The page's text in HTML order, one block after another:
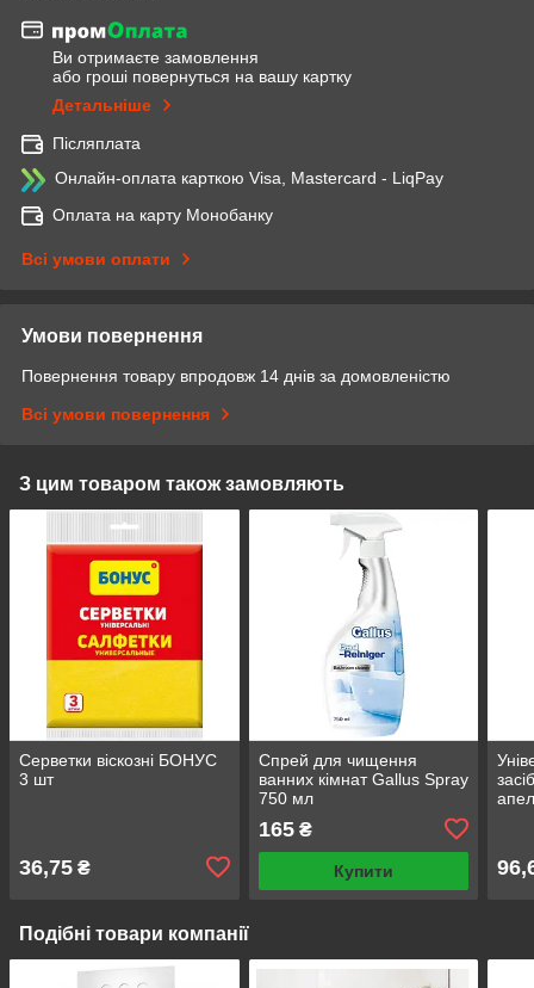
Ви отримаєте замовлення
або гроші повернуться на вашу картку
Детальніше
Післяплата
Онлайн-оплата карткою Visa, Mastercard - LiqPay
Оплата на карту Монобанку
Всі умови оплати
Умови повернення
Повернення товару впродовж 14 днів за домовленістю
Всі умови повернення
З цим товаром також замовляють
Серветки віскозні БОНУС
3 шт
36,75 ₴
Спрей для чищення
ванних кімнат Gallus Spray
750 мл
165₴
Купити
Подібні товари компанії